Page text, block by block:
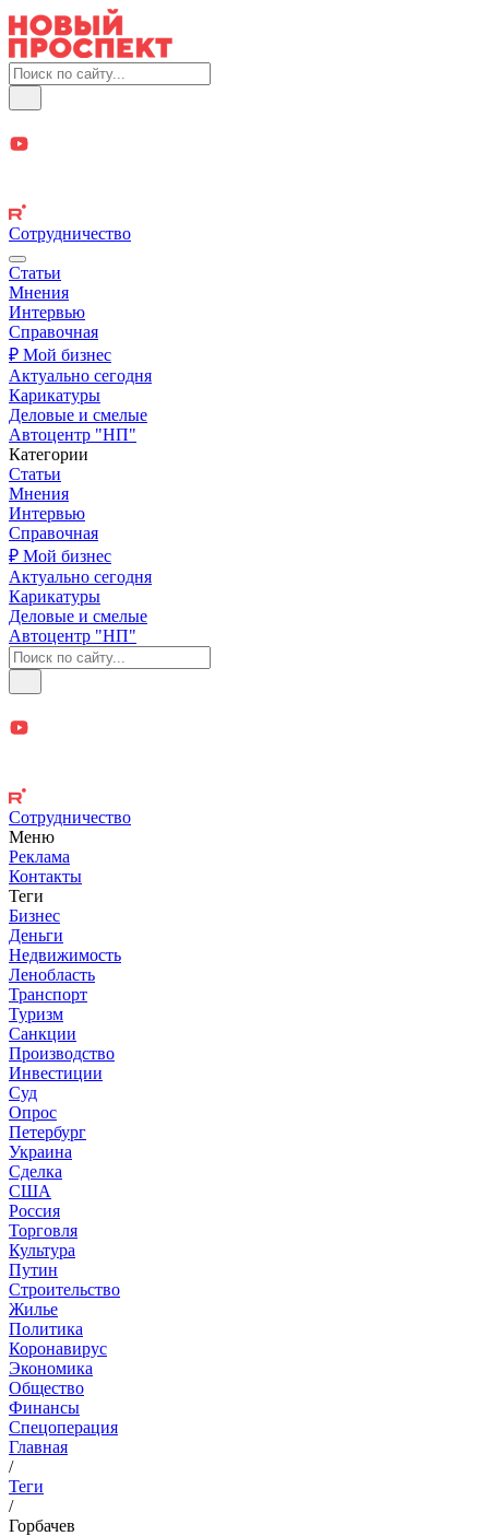
Сотрудничество
Статьи
Мнения
Интервью
Справочная
₽ Мой бизнес
Актуально сегодня
Карикатуры
Деловые и смелые
Автоцентр "НП"
Категории
Статьи
Мнения
Интервью
Справочная
₽ Мой бизнес
Актуально сегодня
Карикатуры
Деловые и смелые
Автоцентр "НП"
Сотрудничество
Меню
Реклама
Контакты
Теги
Бизнес
Деньги
Недвижимость
Ленобласть
Транспорт
Туризм
Санкции
Производство
Инвестиции
Суд
Опрос
Петербург
Украина
Сделка
США
Россия
Торговля
Культура
Путин
Строительство
Жилье
Политика
Коронавирус
Экономика
Общество
Финансы
Спецоперация
Главная
/
Теги
/
Горбачев